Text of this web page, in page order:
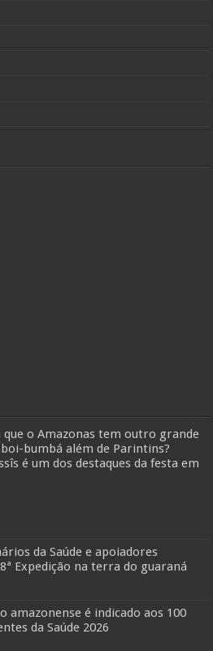
que o Amazonas tem outro grande
bumbá além de Parintins?
é um dos destaques da festa em
da Saúde e apoiadores
Expedição na terra do guaraná
amazonense é indicado aos 100
da Saúde 2026